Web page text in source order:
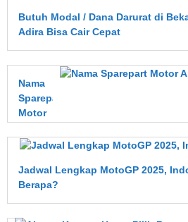
Butuh Modal / Dana Darurat di
Adira Bisa Cair Cepat
Nama
Sparepart
Motor
yang
Cepat
Aus?
Ini
Penjelasan
Jadwal Lengkap MotoGP 2025,
Berapa?